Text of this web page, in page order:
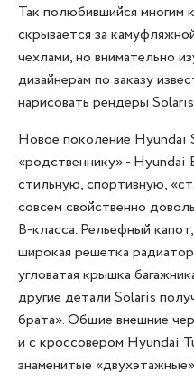
Так полюбившийся многим
скрывается за
чехлами, но внимательно
дизайнерам по заказу
нарисовать рендеры
Новое поколение Hyundai
«родственнику» - Hyundai
стильную, спортивную,
совсем свойственно
В-класса. Рельефный
широкая решетка
угловатая крышка
другие детали Solaris
брата». Общие внешние
и с кроссовером Hyundai
знаменитые